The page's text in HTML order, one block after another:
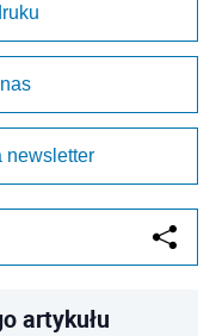
newsletter
artykułu